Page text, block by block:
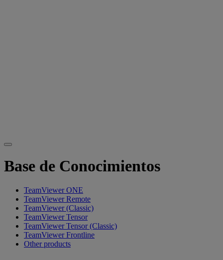
Base de Conocimientos
TeamViewer ONE
TeamViewer Remote
TeamViewer (Classic)
TeamViewer Tensor
TeamViewer Tensor (Classic)
TeamViewer Frontline
Other products